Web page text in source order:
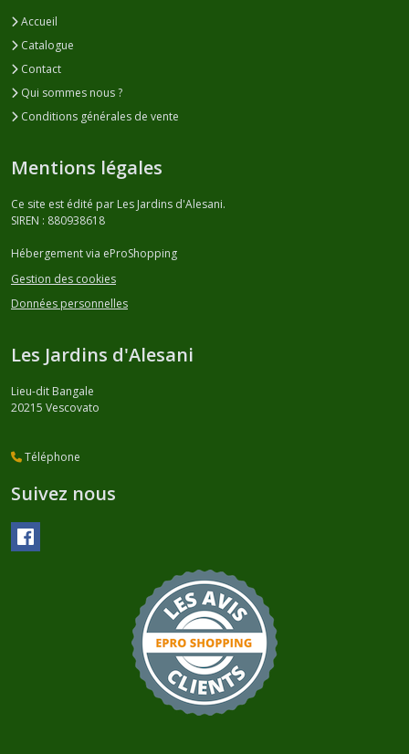
Accueil
Catalogue
Contact
Qui sommes nous ?
Conditions générales de vente
Mentions légales
Ce site est édité par Les Jardins d'Alesani.
SIREN : 880938618
Hébergement via eProShopping
Gestion des cookies
Données personnelles
Les Jardins d'Alesani
Lieu-dit Bangale
20215 Vescovato
Téléphone
Suivez nous